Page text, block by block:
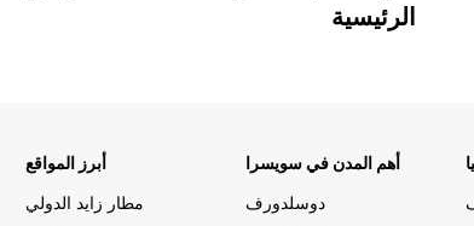
الرئيسية
أبرز المواقع
مطار زايد الدولي
أهم المدن في سويسرا
دوسلدورف